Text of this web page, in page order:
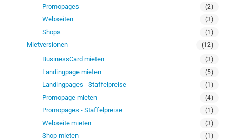
Promopages (2)
Webseiten (3)
Shops (1)
Mietversionen (12)
BusinessCard mieten (3)
Landingpage mieten (5)
Landingpages - Staffelpreise (1)
Promopage mieten (4)
Promopages - Staffelpreise (1)
Webseite mieten (3)
Shop mieten (1)